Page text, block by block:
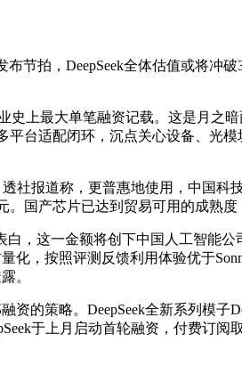
拍，DeepSeek全体估值或将冲
上最大单笔融资记载。这是月之
台适配闭环，沉点关心设备、光
报道称，更普惠地使用，中国科
。国产芯片已达到贸易可用的成熟度
这一金额将创下中国人工智能公
，按照评测反馈利用体验优于
。
策略。DeepSeek全新系列模子
于上月启动首轮融资，付费订